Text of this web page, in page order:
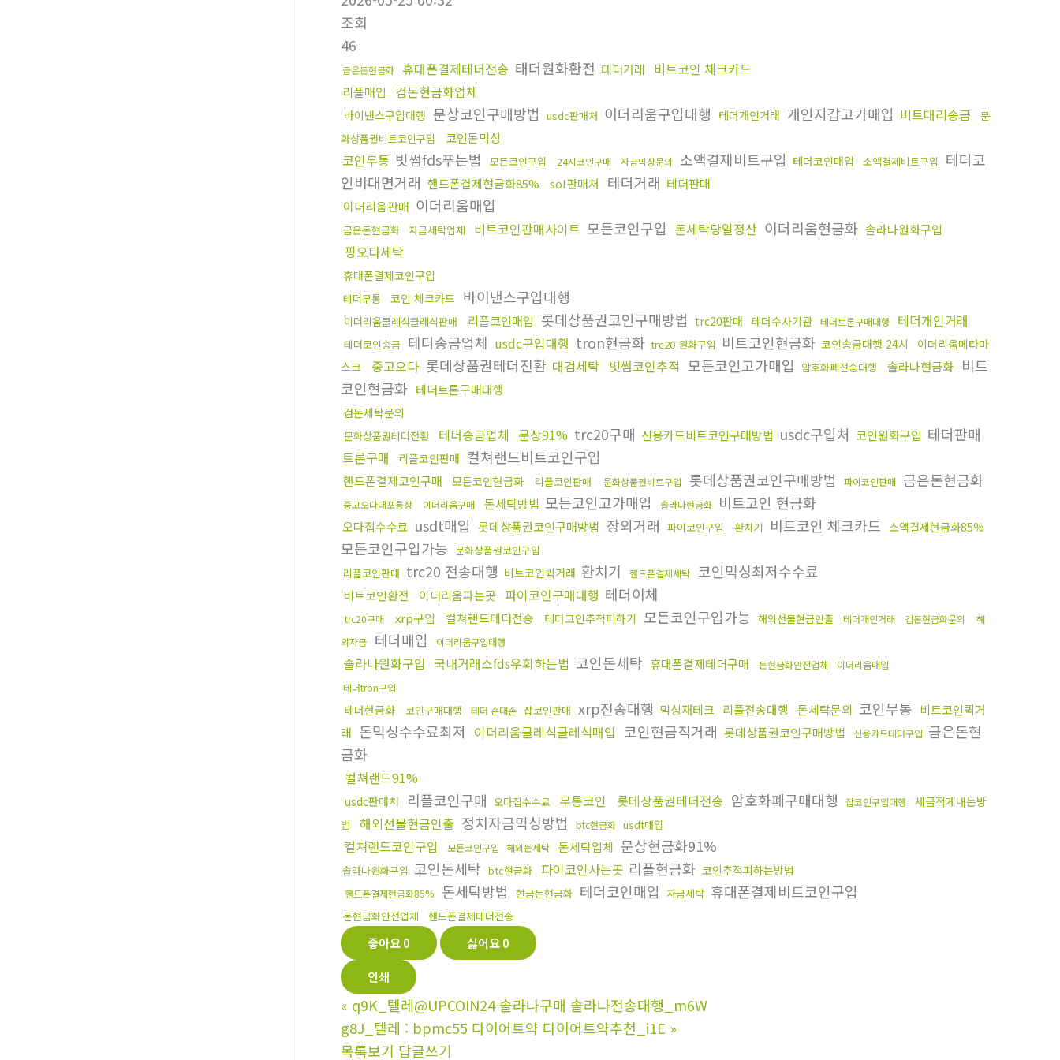
조회
46
금은돈현금화 휴대폰결제테더전송 태더원화환전 테더거래 비트코인 체크카드
리플매입 검돈현금화업체
바이낸스구입대행 문상코인구매방법 usdc판매처 이더리움구입대행 테더개인거래 개인지갑고가매입 비트대리송금
문
화상품권비트코인구입
코인돈믹싱
코인무통 빗썸fds푸는법 모든코인구입 24시코인구매 자금믹싱문의 소액결제비트구입 테더코인매입 소액결제비트구입
테더코
인비대면거래 핸드폰결제현금화85% sol판매처 테더거래 테더판매
이더리움판매 이더리움매입
금은돈현금화 자금세탁업체 비트코인판매사이트 모든코인구입 돈세탁당일정산 이더리움현금화 솔라나원화구입
핑오다세탁
휴대폰결제코인구입
테더무통 코인 체크카드 바이낸스구입대행
이더리움클레식클레식판매 리플코인매입 롯데상품권코인구매방법 trc20판매 테더수사기관 테더트론구매대행 테더개인거래
테더코인송금 테더송금업체 usdc구입대행 tron현금화 trc20 원화구입 비트코인현금화 코인송금대행 24시
이더리움메타마
스크
중고오다 롯데상품권테더전환 대검세탁 빗썸코인추적 모든코인고가매입 암호화폐전송대행 솔라나현금화 비트
코인현금화 테더트론구매대행
검돈세탁문의
문화상품권테더전환 테더송금업체 문상91% trc20구매 신용카드비트코인구매방법 usdc구입처 코인원화구입 테더판매
트론구매 리플코인판매 컬쳐랜드비트코인구입
핸드폰결제코인구매 모든코인현금화 리플코인판매 문화상품권비트구입 롯데상품권코인구매방법 파이코인판매 금은돈현금화
중고오다대포통장 이더리움구매 돈세탁방법 모든코인고가매입 솔라나현금화 비트코인 현금화
오다집수수료 usdt매입 롯데상품권코인구매방법 장외거래 파이코인구입 환치기 비트코인 체크카드 소액결제현금화85%
모든코인구입가능 문화상품권코인구입
리플코인판매 trc20 전송대행 비트코인퀵거래 환치기 핸드폰결제세탁 코인믹싱최저수수료
비트코인환전 이더리움파는곳 파이코인구매대행 테더이체
trc20구매 xrp구입 컬쳐랜드테더전송 테더코인추척피하기 모든코인구입가능 해외선물현금인출 테더개인거래 검돈현금화문의
해
외자금
테더매입 이더리움구입대행
솔라나원화구입 국내거래소fds우회하는법 코인돈세탁 휴대폰결제테더구매 돈현금화안전업체
이더리움매입
테더tron구입
테더현금화 코인구매대행 테더 손대손 잡코인판매 xrp전송대행 믹싱재테크 리플전송대행 돈세탁문의 코인무통 비트코인퀵거
래 돈믹싱수수료최저 이더리움클레식클레식매입 코인현금직거래 롯데상품권코인구매방법 신용카드테더구입 금은돈현
금화
컬쳐랜드91%
usdc판매처 리플코인구매 오다집수수료 무통코인 롯데상품권테더전송 암호화폐구매대행 잡코인구입대행
세금적게내는방
법
해외선물현금인출 정치자금믹싱방법 btc현금화 usdt매입
컬쳐랜드코인구입 모든코인구입 해외돈세탁 돈세탁업체 문상현금화91%
솔라나원화구입 코인돈세탁 btc현금화 파이코인사는곳 리플현금화 코인추적피하는방법
핸드폰결제현금화85% 돈세탁방법 현금돈현금화 테더코인매입 자금세탁 휴대폰결제비트코인구입
돈현금화안전업체 핸드폰결제테더전송
좋아요0 싫어요0
인쇄
« q9K_텔레@UPCOIN24 솔라나구매 솔라나전송대행_m6W
g8J_텔레 : bpmc55 다이어트약 다이어트약추천_i1E »
목록보기 답글쓰기